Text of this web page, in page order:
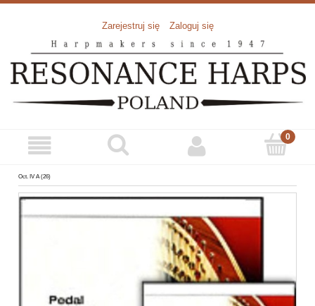
Zarejestruj się Zaloguj się
Oct. IV A (26)